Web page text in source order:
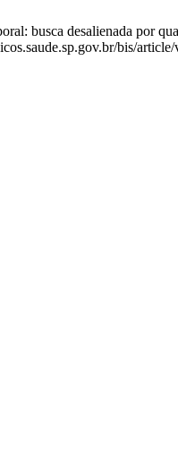
busca desalienada por
bis/